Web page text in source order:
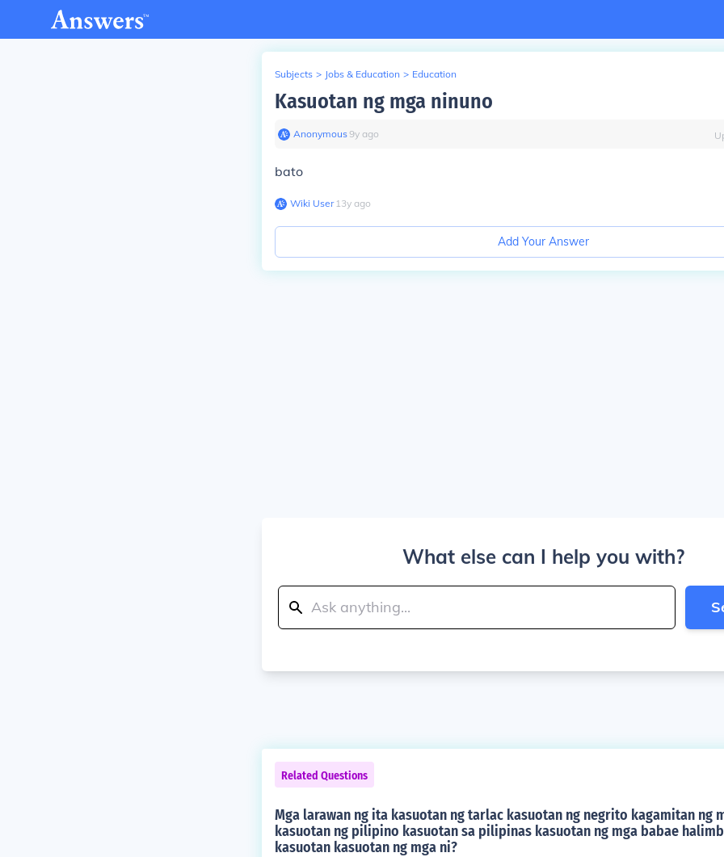
Subjects > Jobs & Education > Education
Kasuotan ng mga ninuno
Anonymous∙9y ago
bato
Wiki User∙13y ago
Add Your Answer
What else can I help you with?
Related Questions
Mga larawan ng ita kasuotan ng tarlac kasuotan ng negrito kagamitan ng
kasuotan ng pilipino kasuotan sa pilipinas kasuotan ng mga babae
kasuotan kasuotan ng mga ni?